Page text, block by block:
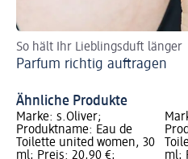
So hält Ihr Lieblingsduft länger
Parfum richtig auftragen
Ähnliche Produkte
Marke: s.Oliver;
Produktname: Eau de
Toilette united women, 30
ml; Preis: 20,90 €;
ml;